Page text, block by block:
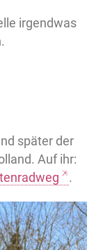
irgendwas
später der
Auf ihr:
.